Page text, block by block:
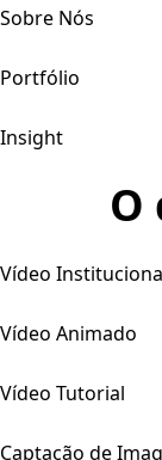
Sobre Nós
Portfólio
Insight
O
Vídeo
Vídeo Animado
Vídeo Tutorial
Captação de